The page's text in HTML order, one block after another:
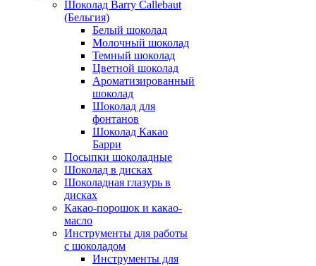
Шоколад Barry Callebaut
(Бельгия)
Белый шоколад
Молочный шоколад
Темный шоколад
Цветной шоколад
Ароматизированный
шоколад
Шоколад для
фонтанов
Шоколад Какао
Барри
Посыпки шоколадные
Шоколад в дисках
Шоколадная глазурь в
дисках
Какао-порошок и какао-
масло
Инструменты для работы
с шоколадом
Инструменты для